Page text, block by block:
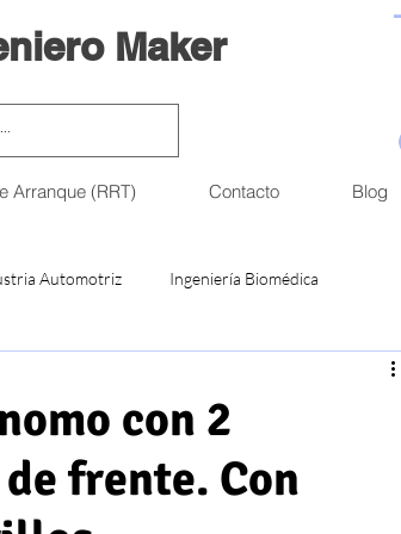
Maker
Arranque (RRT) Contacto Blog
Automotriz Ingeniería Biomédica
en Ciencias de la Comput Académico
con 2
frente. Con